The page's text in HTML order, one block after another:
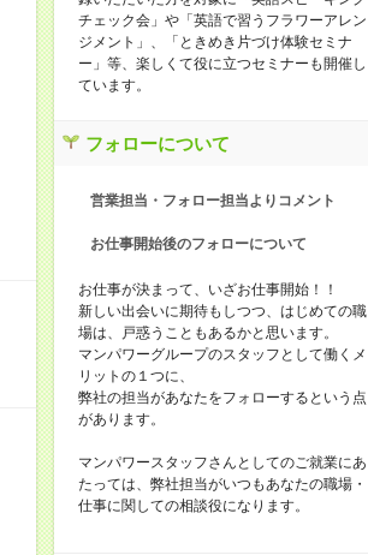
チェック会」や「英語で習うフラワーアレン
ジメント」、「ときめき片づけ体験セミナ
ー」等、楽しくて役に立つセミナーも開催し
ています。
フォローについて
営業担当・フォロー担当よりコメント
お仕事開始後のフォローについて
お仕事が決まって、いざお仕事開始！！
新しい出会いに期待もしつつ、はじめての職
場は、戸惑うこともあるかと思います。
マンパワーグループのスタッフとして働くメ
リットの１つに、
弊社の担当があなたをフォローするという点
があります。
マンパワースタッフさんとしてのご就業にあ
たっては、弊社担当がいつもあなたの職場・
仕事に関しての相談役になります。